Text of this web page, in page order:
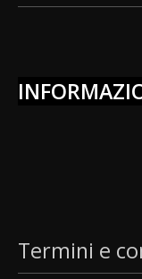
Termini e